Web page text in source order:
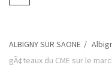
ALBIGNY SUR SAONE
gÃ¢teaux du CME sur le